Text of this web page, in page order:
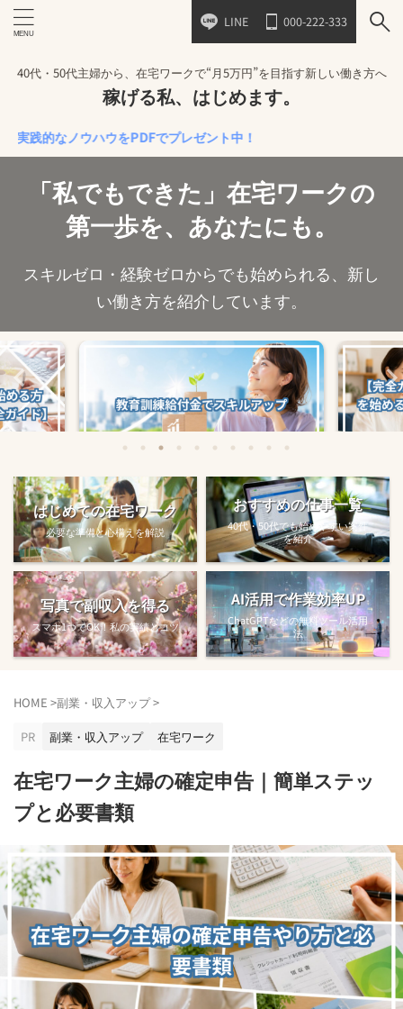
LINE 000-222-333
40代・50代主婦から、在宅ワークで“月5万円”を目指す新しい働き方へ
稼げる私、はじめます。
ノウハウをPDFでプレゼント中！
「私でもできた」在宅ワークの
第一歩を、あなたにも。
スキルゼロ・経験ゼロからでも始められる、新し
い働き方を紹介しています。
る方法
教育訓練給付金で賢くスキルアップする
方法【主婦でも使え...
【完全ガ
はじめての在宅ワーク
必要な準備と心構えを解説
おすすめの仕事一覧
40代・50代でも始めやすい案件
を紹介
写真で副収入を得る
スマホ1つでOK！私の実績とコツ
AI活用で作業効率UP
ChatGPTなどの無料ツール活用
法
HOME >副業・収入アップ>
PR
副業・収入アップ 在宅ワーク
在宅ワーク主婦の確定申告｜簡単ステッ
プと必要書類